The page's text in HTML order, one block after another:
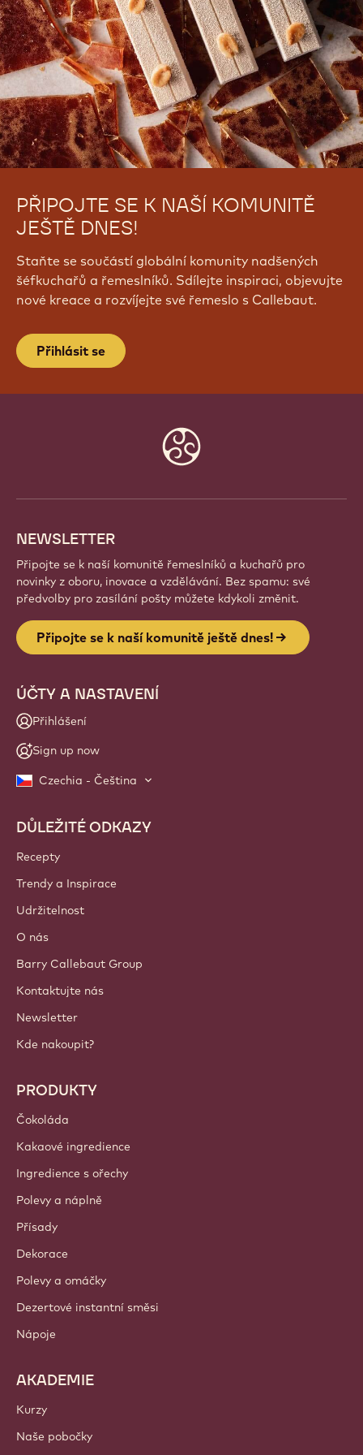
PŘIPOJTE SE K NAŠÍ KOMUNITĚ
JEŠTĚ DNES!
Staňte se součástí globální komunity nadšených
šéfkuchařů a řemeslníků. Sdílejte inspiraci, objevujte
nové kreace a rozvíjejte své řemeslo s Callebaut.
Přihlásit se
NEWSLETTER
Připojte se k naší komunitě řemeslníků a kuchařů pro
novinky z oboru, inovace a vzdělávání. Bez spamu: své
předvolby pro zasílání pošty můžete kdykoli změnit.
Připojte se k naší komunitě ještě dnes!
ÚČTY A NASTAVENÍ
Přihlášení
Sign up now
Czechia - Čeština
Footer
Callebaut
DŮLEŽITÉ ODKAZY
Recepty
Trendy a Inspirace
Udržitelnost
O nás
Barry Callebaut Group
Kontaktujte nás
Newsletter
Kde nakoupit?
PRODUKTY
Čokoláda
Kakaové ingredience
Ingredience s ořechy
Polevy a náplně
Přísady
Dekorace
Polevy a omáčky
Dezertové instantní směsi
Nápoje
AKADEMIE
Kurzy
Naše pobočky